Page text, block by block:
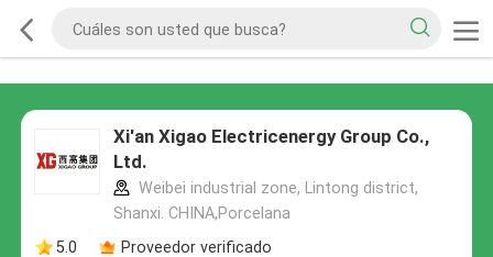
Xi'an Xigao Electricenergy Group Co.,
Ltd.
Weibei industrial zone, Lintong district,
Shanxi. CHINA,Porcelana
5.0
Proveedor verificado